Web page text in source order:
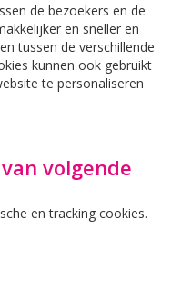
de bezoekers en de
en sneller en
tussen de verschillende
kunnen ook gebruikt
te personaliseren
volgende
en tracking cookies.